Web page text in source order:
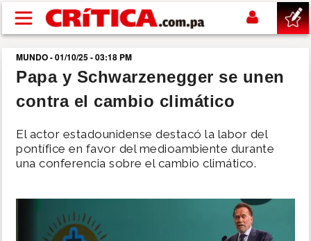
Pasar al contenido principal
buscar
SUCESOS
NACIONAL
MUNDO - 01/10/25 - 03:18 PM
Papa y Schwarzenegger se unen
contra el cambio climático
El actor estadounidense destacó la labor del
pontífice en favor del medioambiente durante
una conferencia sobre el cambio climático.